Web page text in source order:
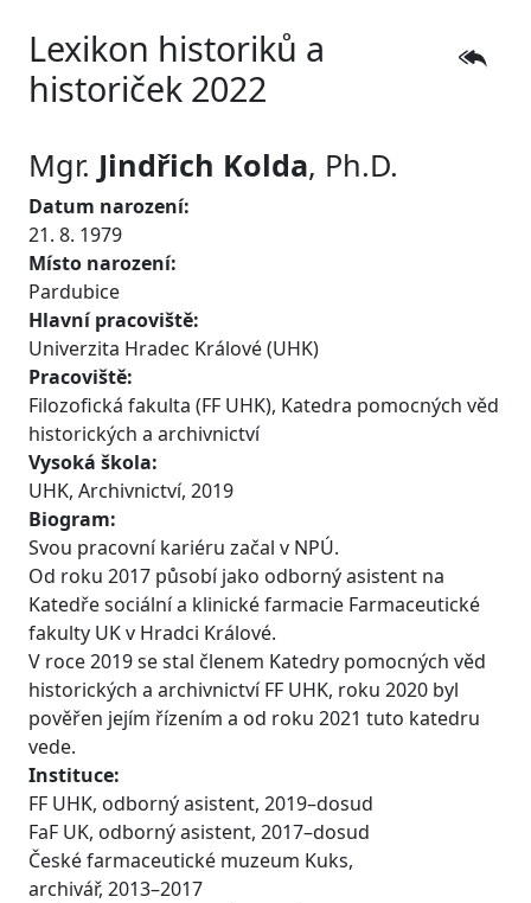
Lexikon historiků a
historiček 2022
Mgr. Jindřich Kolda, Ph.D.
Datum narození:
21. 8. 1979
Místo narození:
Pardubice
Hlavní pracoviště:
Univerzita Hradec Králové (UHK)
Pracoviště:
Filozofická fakulta (FF UHK), Katedra pomocných věd
historických a archivnictví
Vysoká škola:
UHK, Archivnictví, 2019
Biogram:
Svou pracovní kariéru začal v NPÚ.
Od roku 2017 působí jako odborný asistent na
Katedře sociální a klinické farmacie Farmaceutické
fakulty UK v Hradci Králové.
V roce 2019 se stal členem Katedry pomocných věd
historických a archivnictví FF UHK, roku 2020 byl
pověřen jejím řízením a od roku 2021 tuto katedru
vede.
Instituce:
FF UHK, odborný asistent, 2019–dosud
FaF UK, odborný asistent, 2017–dosud
České farmaceutické muzeum Kuks,
archivář, 2013–2017